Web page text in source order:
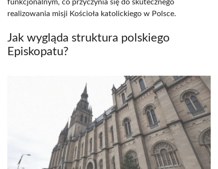
funkcjonalnym, co przyczynia się do skutecznego
realizowania misji Kościoła katolickiego w Polsce.
Jak wygląda struktura polskiego
Episkopatu?